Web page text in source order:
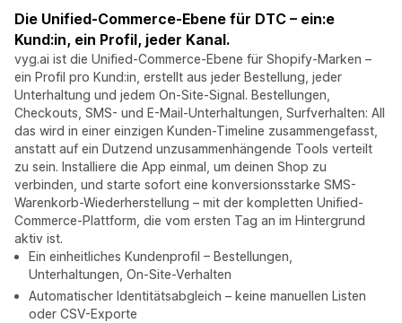
Die Unified-Commerce-Ebene für DTC – ein:e
Kund:in, ein Profil, jeder Kanal.
vyg.ai ist die Unified-Commerce-Ebene für Shopify-Marken –
ein Profil pro Kund:in, erstellt aus jeder Bestellung, jeder
Unterhaltung und jedem On-Site-Signal. Bestellungen,
Checkouts, SMS- und E-Mail-Unterhaltungen, Surfverhalten: All
das wird in einer einzigen Kunden-Timeline zusammengefasst,
anstatt auf ein Dutzend unzusammenhängende Tools verteilt
zu sein. Installiere die App einmal, um deinen Shop zu
verbinden, und starte sofort eine konversionsstarke SMS-
Warenkorb-Wiederherstellung – mit der kompletten Unified-
Commerce-Plattform, die vom ersten Tag an im Hintergrund
aktiv ist.
Ein einheitliches Kundenprofil – Bestellungen,
Unterhaltungen, On-Site-Verhalten
Automatischer Identitätsabgleich – keine manuellen Listen
oder CSV-Exporte